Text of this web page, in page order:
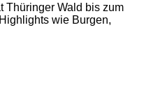
Thüringer Wald bis zum
wie Burgen,